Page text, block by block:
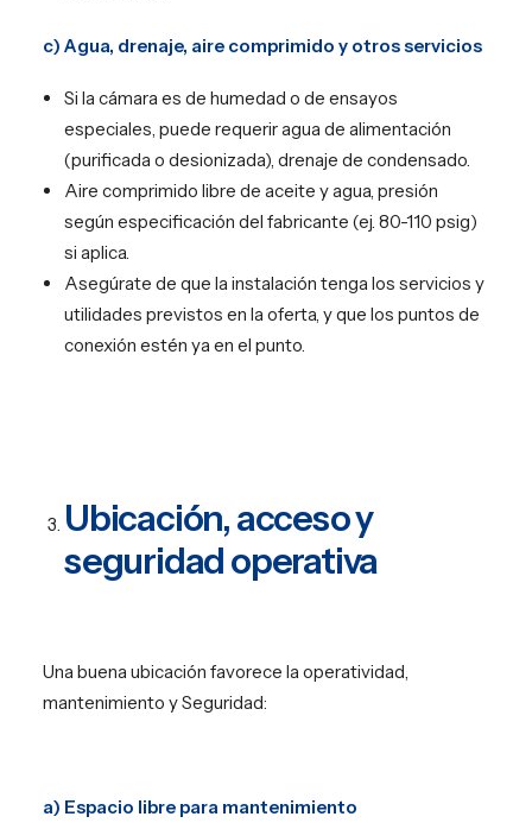
c) Agua, drenaje, aire comprimido y otros servicios
Si la cámara es de humedad o de ensayos
especiales, puede requerir agua de alimentación
(purificada o desionizada), drenaje de condensado.
Aire comprimido libre de aceite y agua, presión
según especificación del fabricante (ej. 80-110 psig)
si aplica.
Asegúrate de que la instalación tenga los servicios y
utilidades previstos en la oferta, y que los puntos de
conexión estén ya en el punto.
Ubicación, acceso y
seguridad operativa
Una buena ubicación favorece la operatividad,
mantenimiento y Seguridad:
a) Espacio libre para mantenimiento